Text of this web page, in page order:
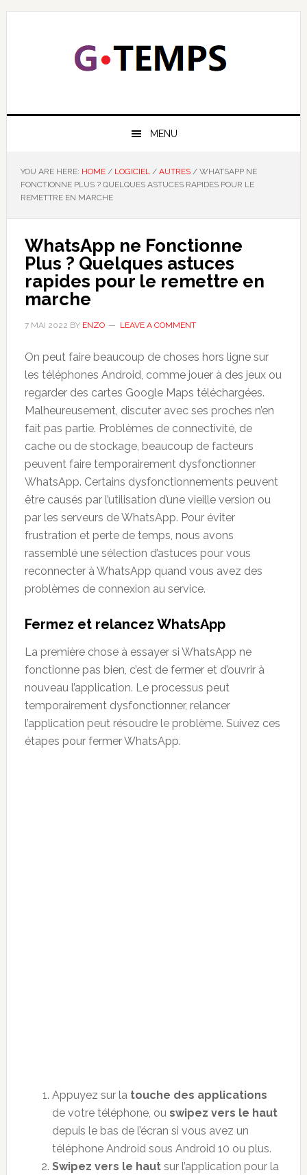
Skip
Skip
Skip
Skip
GTEMPS
MENU
YOU ARE HERE: HOME / LOGICIEL / AUTRES /WHATSAPP NE
FONCTIONNE PLUS ? QUELQUES ASTUCES RAPIDES POUR LE
REMETTRE EN MARCHE
WhatsApp ne Fonctionne
Plus ? Quelques astuces
rapides pour le remettre en
marche
7 MAI 2022 BY ENZO LEAVE A COMMENT
On peut faire beaucoup de choses hors ligne sur
les téléphones Android, comme jouer à des jeux ou
regarder des cartes Google Maps téléchargées.
Malheureusement, discuter avec ses proches n’en
fait pas partie. Problèmes de connectivité, de
cache ou de stockage, beaucoup de facteurs
peuvent faire temporairement dysfonctionner
WhatsApp. Certains dysfonctionnements peuvent
être causés par l’utilisation d’une vieille version ou
par les serveurs de WhatsApp. Pour éviter
frustration et perte de temps, nous avons
rassemblé une sélection d’astuces pour vous
reconnecter à WhatsApp quand vous avez des
problèmes de connexion au service.
Fermez et relancez WhatsApp
La première chose à essayer si WhatsApp ne
fonctionne pas bien, c’est de fermer et d’ouvrir à
nouveau l’application. Le processus peut
temporairement dysfonctionner, relancer
l’application peut résoudre le problème. Suivez ces
étapes pour fermer WhatsApp.
Appuyez sur la touche des applications
de votre téléphone, ou swipez vers le haut
depuis le bas de l’écran si vous avez un
téléphone Android sous Android 10 ou plus.
Swipez vers le haut sur l’application pour la